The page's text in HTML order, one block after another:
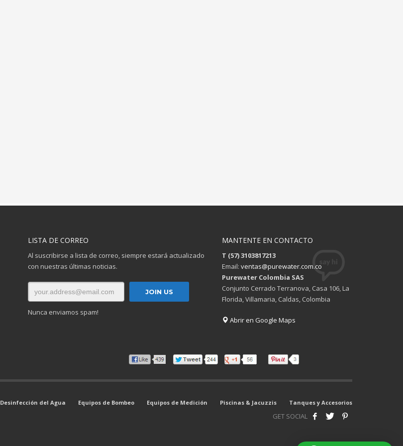
LISTA DE CORREO
Al suscribirse a lista de correo, siempre estará actualizado
con nuestras últimas noticias.
Nunca enviamos spam!
MANTENTE EN CONTACTO
T (57) 3103817213
Email: ventas@purewater.com.co
Purewater Colombia SAS
Conjunto Cerrado Terranova, Casa 106, La
Florida, Villamaria, Caldas, Colombia
Abrir en Google Maps
Desinfección del Agua Equipos de Bombeo Equipos de Medición Piscinas & Jacuzzis Tanques y Accesorios
GET SOCIAL